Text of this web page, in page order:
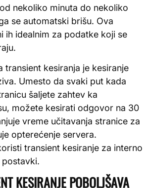
nekoliko minuta do nekoliko
se automatski brišu. Ova
ih idealnim za podatke koji se
transient kesiranja je kesiranje
Umesto da svaki put kada
šaljete zahtev ka
možete kesirati odgovor na 30
vreme učitavanja stranice za
opterećenje servera.
transient kesiranje za interno
postavki.
KESIRANJE POBOLJŠAVA